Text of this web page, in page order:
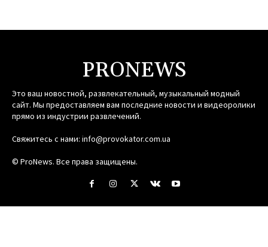
PRONEWS
Это ваш новостной, развлекательный, музыкальный модный
сайт. Мы предоставляем вам последние новости и видеоролики
прямо из индустрии развлечений.
Свяжитесь с нами: info@provokator.com.ua
© ProNews. Все права защищены.